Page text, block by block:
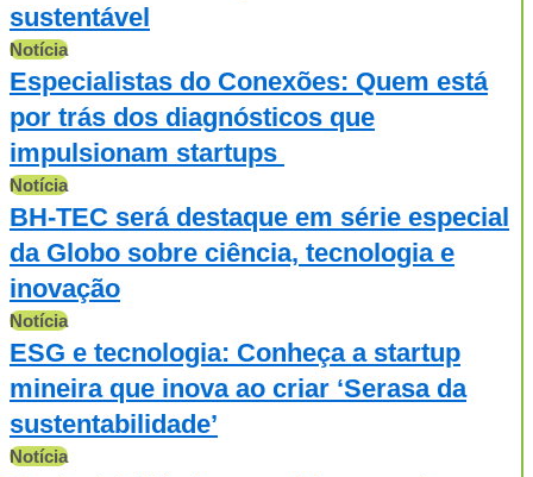
sustentável
Notícia
Especialistas do Conexões: Quem está
por trás dos diagnósticos que
impulsionam startups
Notícia
BH-TEC será destaque em série especial
da Globo sobre ciência, tecnologia e
inovação
Notícia
ESG e tecnologia: Conheça a startup
mineira que inova ao criar ‘Serasa da
sustentabilidade’
Notícia